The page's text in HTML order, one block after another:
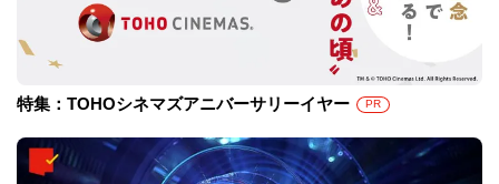
特集：TOHOシネマズアニバーサリーイヤー PR